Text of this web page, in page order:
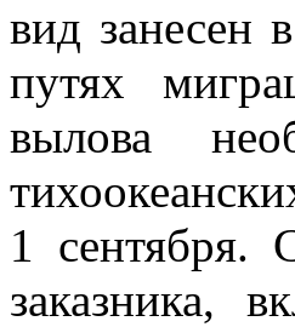
вид занесен
путях
вылова
1 сентября.
заказника,